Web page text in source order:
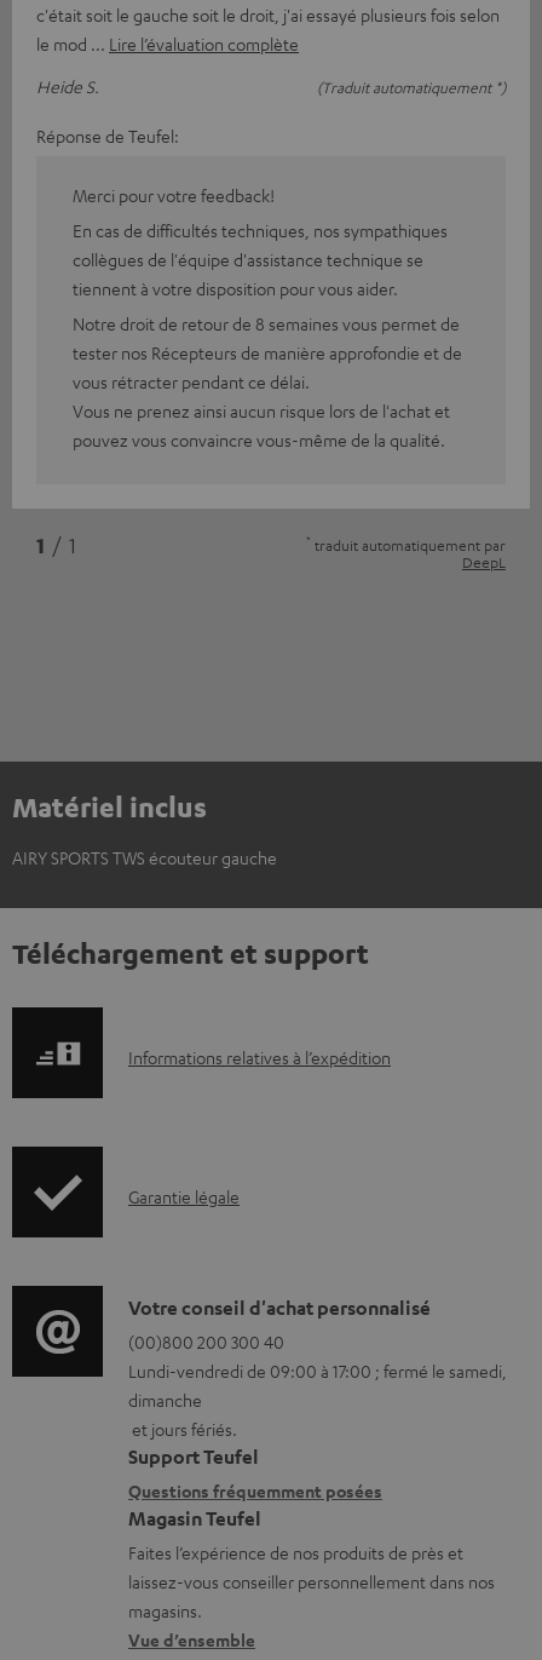
c'était soit le gauche soit le droit, j'ai essayé plusieurs fois selon
le mod
Lire l’évaluation complète
Heide S.
(Traduit automatiquement *)
Réponse de Teufel:
Merci pour votre feedback!
En cas de difficultés techniques, nos sympathiques
collègues de l'équipe d'assistance technique se
tiennent à votre disposition pour vous aider.
Notre droit de retour de 8 semaines vous permet de
tester nos Récepteurs de manière approfondie et de
vous rétracter pendant ce délai.
Vous ne prenez ainsi aucun risque lors de l'achat et
pouvez vous convaincre vous-même de la qualité.
1 / 1 * traduit automatiquement par
DeepL
Matériel inclus
AIRY SPORTS TWS écouteur gauche
Téléchargement et support
I
r
t
i
o
n
s
r
e
l
a
t
Informations relatives à l’expédition
I
o
r
m
a
t
i
o
n
s
r
Garantie légale
D
é
t
a
i
l
s
c
o
n
Votre conseil d'achat personnalisé
(00)800 200 300 40
Lundi-vendredi de 09:00 à 17:00 ; fermé le samedi,
dimanche
et jours fériés.
Support Teufel
Questions fréquemment posées
Magasin Teufel
Faites l’expérience de nos produits de près et
laissez-vous conseiller personnellement dans nos
magasins.
Vue d’ensemble